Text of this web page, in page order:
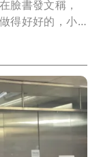
臉書發文稱，
得好好的，小
耳光等嚴厲方
，大腦有自我
腦與身體的連
來甚至對記
成年後罹患憂
必須建立前後